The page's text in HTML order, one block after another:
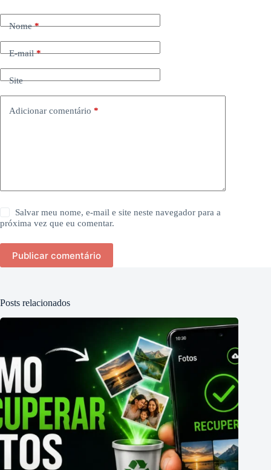
Nome*
E-mail*
Site
Adicionar comentário *
Salvar meu nome, e-mail e site neste navegador para a
próxima vez que eu comentar.
Publicar comentário
Posts relacionados